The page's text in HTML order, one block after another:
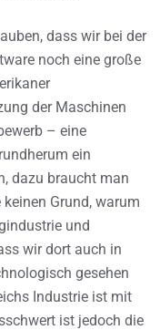
dass wir bei der
noch eine große
der Maschinen
– eine
ein
dazu braucht man
Grund, warum
und
wir dort auch in
gesehen
Industrie ist mit
ist jedoch die